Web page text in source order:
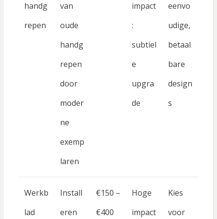
handg
repen
van
oude
handg
repen
door
moder
ne
exemp
laren
impact
:
subtiel
e
upgra
de
eenvo
udige,
betaal
bare
design
s
Werkb
lad
Install
eren
€150 –
€400
Hoge
impact
Kies
voor